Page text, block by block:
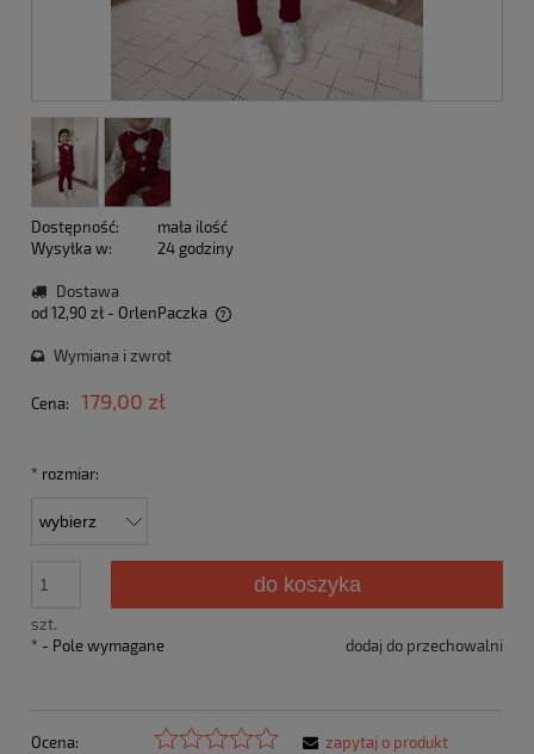
Dostępność:
mała ilość
Wysyłka w:
24 godziny
Dostawa
od 12,90 zł - OrlenPaczka
Wymiana i zwrot
Cena: 179,00 zł
* rozmiar:
szt.
do koszyka
dodaj do przechowalni
* - Pole wymagane
Ocena:
zapytaj o produkt